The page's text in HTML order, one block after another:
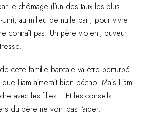
le chômage (l’un des taux les plus
Uni), au milieu de nulle part, pour vivre
connaît pas. Un père violent, buveur
cette famille bancale va être perturbé
que Liam aimerait bien pécho. Mais Liam
avec les filles… Et les conseils
du père ne vont pas l’aider.